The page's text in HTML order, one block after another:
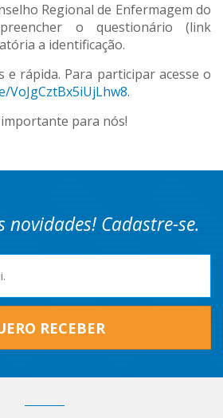
Regional de Enfermagem do
o questionário (link
a identificação.
e rápida. Para participar acesse o
para nós!
novidades! Cadastre-se.
RECEBER